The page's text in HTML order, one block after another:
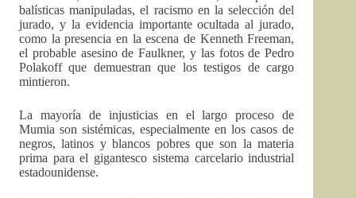
balísticas manipuladas, el racismo en la selección del
jurado, y la evidencia importante ocultada al jurado,
como la presencia en la escena de Kenneth Freeman,
el probable asesino de Faulkner, y las fotos de Pedro
Polakoff que demuestran que los testigos de cargo
mintieron.
La mayoría de injusticias en el largo proceso de
Mumia son sistémicas, especialmente en los casos de
negros, latinos y blancos pobres que son la materia
prima para el gigantesco sistema carcelario industrial
estadounidense.